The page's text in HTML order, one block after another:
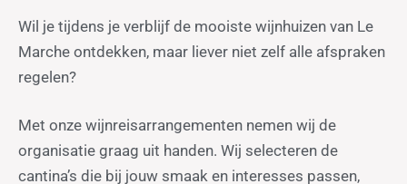
Wil je tijdens je verblijf de mooiste wijnhuizen van Le
Marche ontdekken, maar liever niet zelf alle afspraken
regelen?
Met onze wijnreisarrangementen nemen wij de
organisatie graag uit handen. Wij selecteren de
cantina’s die bij jouw smaak en interesses passen,